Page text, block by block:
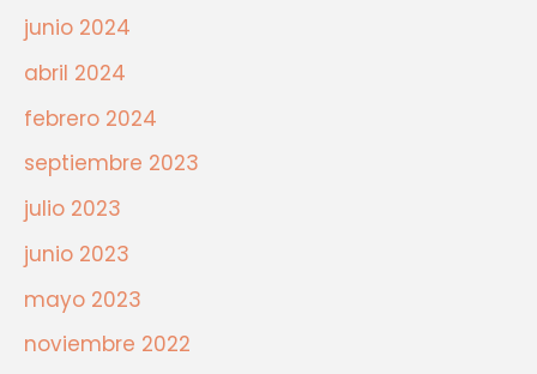
junio 2024
abril 2024
febrero 2024
septiembre 2023
julio 2023
junio 2023
mayo 2023
noviembre 2022